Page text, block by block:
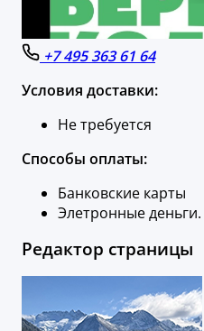
+7 495 363 61 64
Условия доставки:
Не требуется
Способы оплаты:
Банковские карты
Элетронные деньги.
Редактор страницы